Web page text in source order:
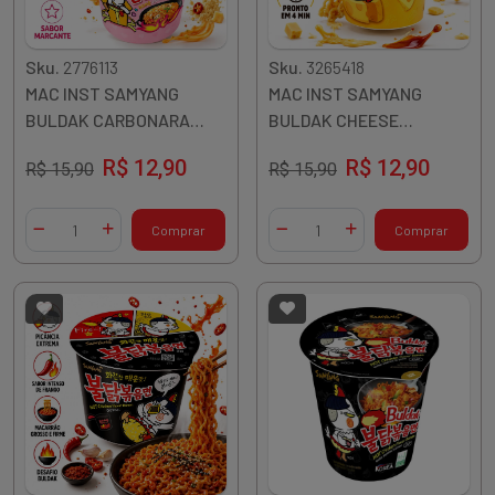
Sku. 2776113
MAC INST SAMYANG
BULDAK CARBONARA
COREIA
R$ 15,90 R$ 12,90
Diminuir QuantidadeAdicionar Quantidade
Comprar
Sku. 3265418
MAC INST SAMYANG
BULDAK CHEESE
COREIA
R$ 15,90 R$ 12,90
Diminuir QuantidadeAdicionar Quantidade
Comprar